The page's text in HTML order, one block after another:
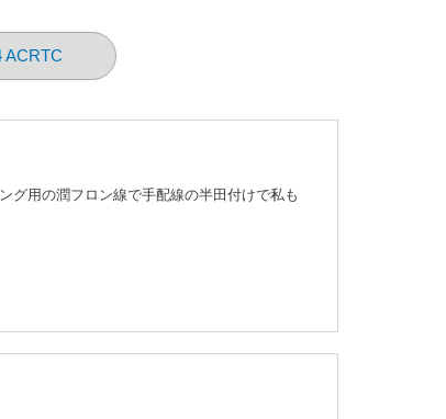
ACRTC
グ用の潤フロン線で手配線の半田付けで私も